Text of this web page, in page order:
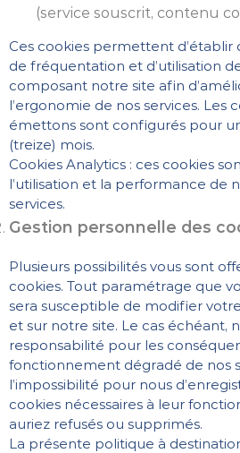
(service souscrit, contenu
Ces cookies permettent d’établir
de fréquentation et d’utilisation
composant notre site afin
l’ergonomie de nos services. Les
émettons sont configurés pour
(treize) mois.
Cookies Analytics : ces cookies
l’utilisation et la performance de
services.
Gestion personnelle des
Plusieurs possibilités vous sont
cookies. Tout paramétrage que
sera susceptible de modifier
et sur notre site. Le cas échéant,
responsabilité pour les
fonctionnement dégradé de nos
l’impossibilité pour nous
cookies nécessaires à leur
auriez refusés ou supprimés.
La présente politique à